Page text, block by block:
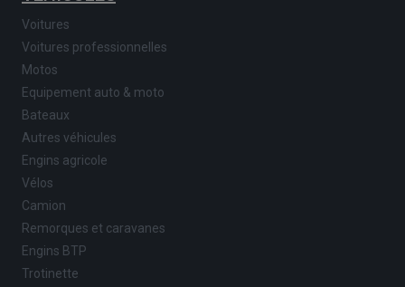
Voitures
Voitures professionnelles
Motos
Equipement auto & moto
Bateaux
Autres véhicules
Engins agricole
Vélos
Camion
Remorques et caravanes
Engins BTP
Trotinette